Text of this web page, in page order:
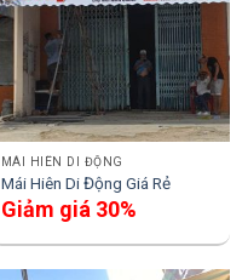
MÁI HIÊN DI ĐỘNG
Mái Hiên Di Động Giá Rẻ
Giảm giá 30%